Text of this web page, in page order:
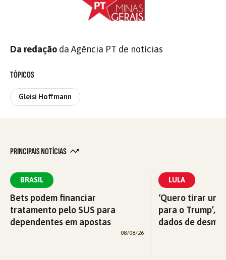
Da redação da Agência PT de notícias
TÓPICOS
Gleisi Hoffmann
PRINCIPAIS NOTÍCIAS
BRASIL
Bets podem financiar
tratamento pelo SUS para
dependentes em apostas
08/08/26
LULA
‘Quero tirar
para o Trump’,
dados de